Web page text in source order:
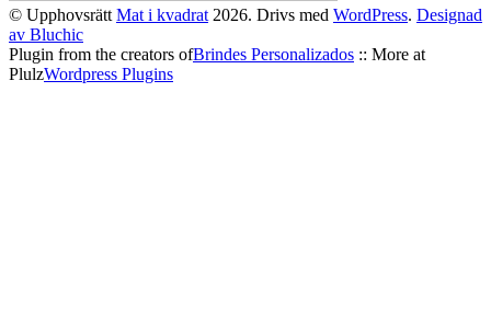
© Upphovsrätt Mat i kvadrat 2026. Drivs med WordPress. Designad
av Bluchic
Plugin from the creators ofBrindes Personalizados :: More at
PlulzWordpress Plugins